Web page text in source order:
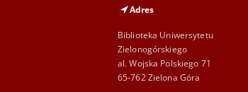
Adres
Biblioteka Uniwersytetu
Zielonogórskiego
al. Wojska Polskiego 71
65-762 Zielona Góra